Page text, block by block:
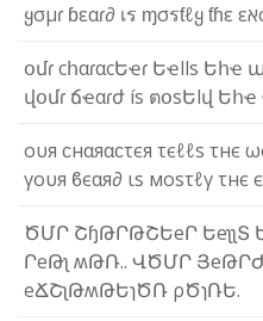
ყσµɾ ɓεαɾ∂ เร ɱσรƭℓყƭɦε εא
օմɾcհαɾαcԵҽɾ Եҽlls Եհҽ ա
վօմɾ ճҽαɾժ ís ตօsԵlվ Եհҽ
ουя ϲнαяαϲτєя τєℓℓѕ τнє ω
γουя ϐєαя∂ ιѕ мοѕτℓγτнє є
ԾՄՐ ՇɧԹՐԹՇԵeՐ ԵeʅʅՏ
ՐeԹʅ ʍԹՌ.. ՎԾՄՐ ՅeԹՐ
eՃՇʅԹʍԹԵɿԾՌ ρԾɿՌԵ.